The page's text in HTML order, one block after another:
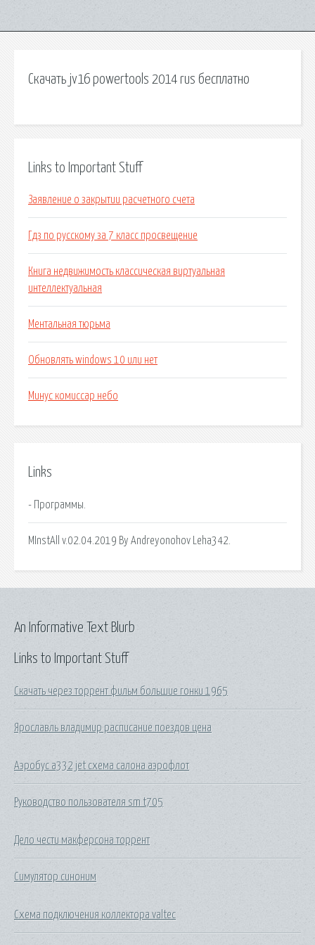
Скачать jv16 powertools 2014 rus бесплатно
Links to Important Stuff
Заявление о закрытии расчетного счета
Гдз по русскому за 7 класс просвещение
Книга недвижимость классическая виртуальная
интеллектуальная
Ментальная тюрьма
Обновлять windows 10 или нет
Минус комиссар небо
Links
- Программы.
MInstAll v.02.04.2019 By Andreyonohov Leha342.
Links to Important Stuff
Скачать через торрент фильм большие гонки 1965
Ярославль владимир расписание поездов цена
Аэробус а332 jet схема салона аэрофлот
Руководство пользователя sm t705
Дело чести макферсона торрент
Симулятор синоним
Схема подключения коллектора valtec
An Informative Text Blurb